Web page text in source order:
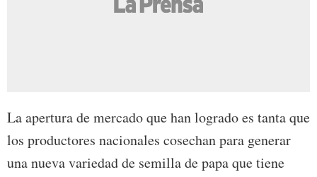
La apertura de mercado que han logrado es tanta que
los productores nacionales cosechan para generar
una nueva variedad de semilla de papa que tiene